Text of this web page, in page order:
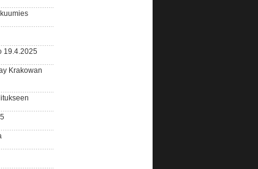
19.4.2025
Krakowan